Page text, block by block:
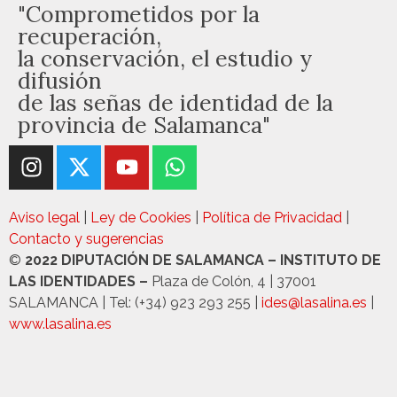
"Comprometidos por la
recuperación,
la conservación, el estudio y
difusión
de las señas de identidad de la
provincia de Salamanca"
Aviso legal Ley de Cookies Política de Privacidad
Contacto y sugerencias
© 2022 DIPUTACIÓN DE SALAMANCA – INSTITUTO DE
LAS IDENTIDADES – Plaza de Colón, 4 | 37001
SALAMANCA | Tel: (+34) 923 293 255 | ides@lasalina.es
www.lasalina.es